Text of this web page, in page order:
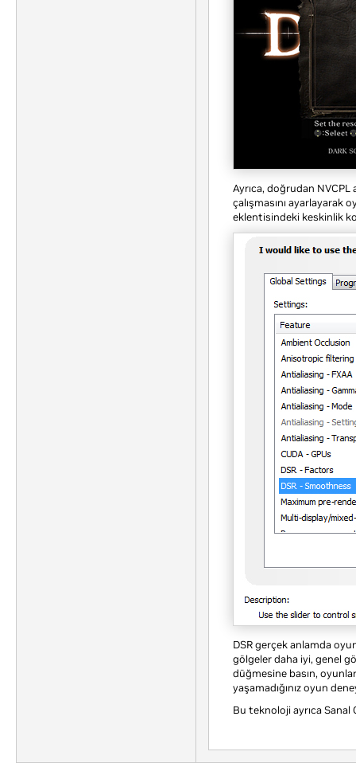
Ayrıca, doğrudan
çalışmasını ayarlayarak
eklentisindeki keskinlik
DSR gerçek anlamda
gölgeler daha iyi, genel
düğmesine basın,
yaşamadığınız oyun
Bu teknoloji ayrıca